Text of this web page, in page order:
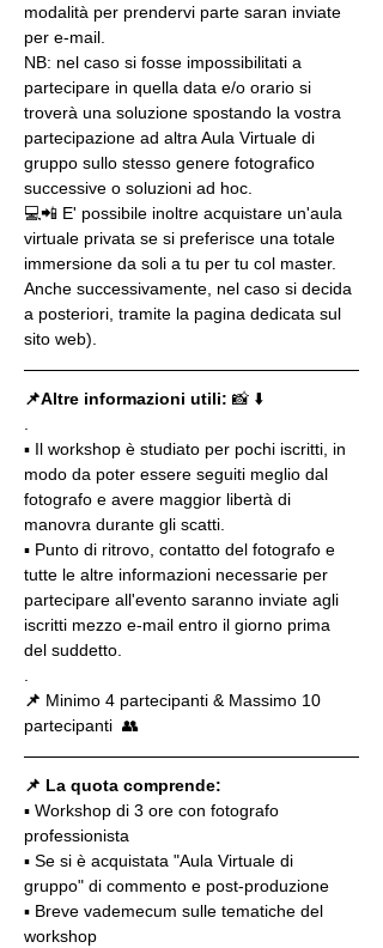
modalità per prendervi parte saran inviate
per e-mail.
NB: nel caso si fosse impossibilitati a
partecipare in quella data e/o orario si
troverà una soluzione spostando la vostra
partecipazione ad altra Aula Virtuale di
gruppo sullo stesso genere fotografico
successive o soluzioni ad hoc.
💻📲 E' possibile inoltre acquistare un'aula
virtuale privata se si preferisce una totale
immersione da soli a tu per tu col master.
Anche successivamente, nel caso si decida
a posteriori, tramite la pagina dedicata sul
sito web).
📌Altre informazioni utili: 📸 ⬇️
▪️ Il workshop è studiato per pochi iscritti, in
modo da poter essere seguiti meglio dal
fotografo e avere maggior libertà di
manovra durante gli scatti.
▪️ Punto di ritrovo, contatto del fotografo e
tutte le altre informazioni necessarie per
partecipare all'evento saranno inviate agli
iscritti mezzo e-mail entro il giorno prima
del suddetto.
📌 Minimo 4 partecipanti & Massimo 10
partecipanti  👥
📌 La quota comprende:
▪️ Workshop di 3 ore con fotografo
professionista
▪️ Se si è acquistata "Aula Virtuale di
gruppo" di commento e post-produzione
▪️ Breve vademecum sulle tematiche del
workshop